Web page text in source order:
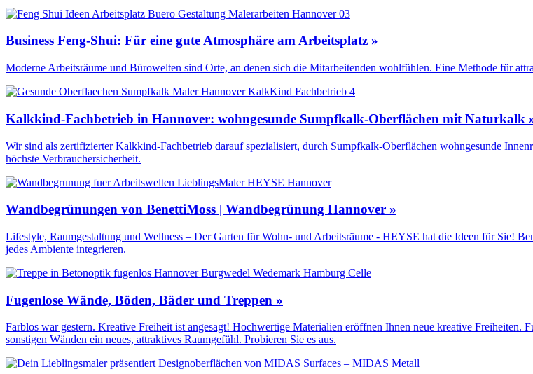
Business Feng-Shui: Für eine gute Atmosphäre am Arbeitsplatz »
Moderne Arbeitsräume und Bürowelten sind Orte, an denen sich die Mitarbeitenden wohlfühlen. Eine Methode für
Kalkkind-Fachbetrieb in Hannover: wohngesunde Sumpfkalk-Oberflächen mit Naturkalk
Wir sind als zertifizierter Kalkkind-Fachbetrieb darauf spezialisiert, durch Sumpfkalk-Oberflächen wohngesunde
höchste Verbrauchersicherheit.
Wandbegrünungen von BenettiMoss | Wandbegrünung Hannover »
Lifestyle, Raumgestaltung und Wellness – Der Garten für Wohn- und Arbeitsräume - HEYSE hat die Ideen für Sie!
jedes Ambiente integrieren.
Fugenlose Wände, Böden, Bäder und Treppen »
Farblos war gestern. Kreative Freiheit ist angesagt! Hochwertige Materialien eröffnen Ihnen neue kreative Freiheiten.
sonstigen Wänden ein neues, attraktives Raumgefühl. Probieren Sie es aus.